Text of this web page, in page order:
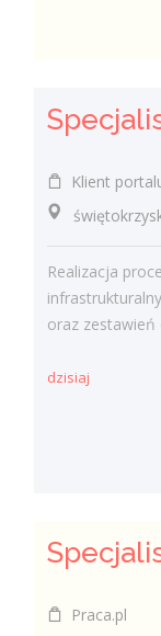
Klient
Realizacja
oraz zestawień
dzisiaj
Praca.pl